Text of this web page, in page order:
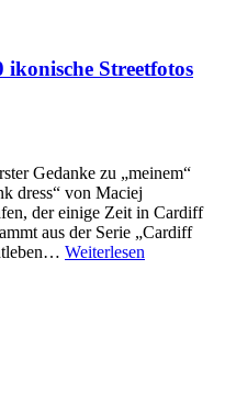
Streetfotos
Gedanke zu „meinem“
dress“ von Maciej
der einige Zeit in Cardiff
aus der Serie „Cardiff
Weiterlesen